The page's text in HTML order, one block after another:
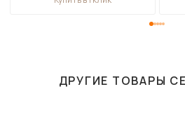
ДРУГИЕ ТОВАРЫ